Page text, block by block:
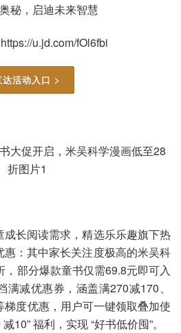
秘，启迪未来智慧
u.jd.com/fOl6fbi
达活动入口 >
长阅读需求，精选乐乐趣旗下热
：其中家长关注度极高的米吴科
部分爆款童书仅需69.8元即可入
减优惠券，涵盖满270减170、
度优惠，用户可一键领取叠加使
10” 福利，实现 “好书低价囤”。